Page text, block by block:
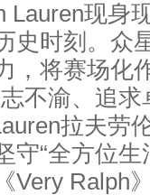
Lauren现身
史时刻。众
，将赛场化
不渝、追求
拉夫劳
守“全方位生
Very Ralph